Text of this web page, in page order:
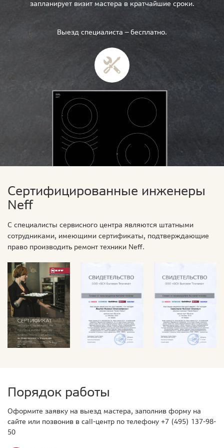
запланирует визит мастера в кратчайшие сроки.
Выезд специалиста — бесплатно.
Сертифицированные инженеры
Neff
С специалисты сервисного центра являются штатными
сотрудниками, имеющими сертификаты, подтверждающие
право производить ремонт техники Neff.
Порядок работы
Оформите заявку на выезд мастера, заполнив форму на
сайте или позвонив в call-центр по телефону +7 (495) 137-98-
50